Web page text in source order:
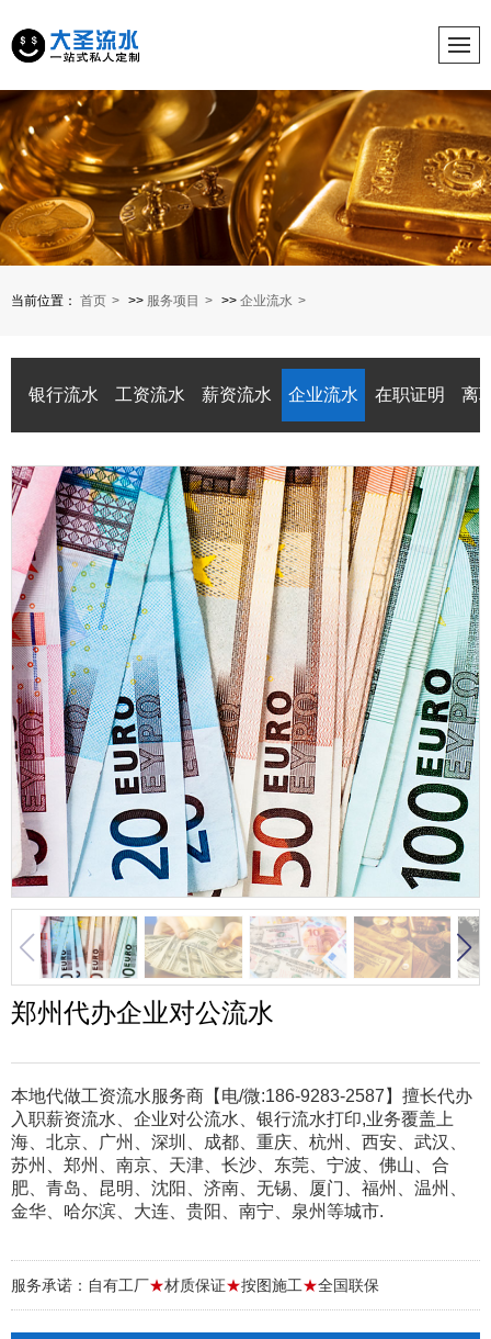
当前位置： 首页 >> 服务项目 >> 企业流水
银行流水 工资流水 薪资流水 企业流水 在职证明 离
郑州代办企业对公流水
本地代做工资流水服务商【电/微:186-9283-2587】擅长代办
入职薪资流水、企业对公流水、银行流水打印,业务覆盖上
海、北京、广州、深圳、成都、重庆、杭州、西安、武汉、
苏州、郑州、南京、天津、长沙、东莞、宁波、佛山、合
肥、青岛、昆明、沈阳、济南、无锡、厦门、福州、温州、
金华、哈尔滨、大连、贵阳、南宁、泉州等城市.
服务承诺：自有工厂★材质保证★按图施工★全国联保